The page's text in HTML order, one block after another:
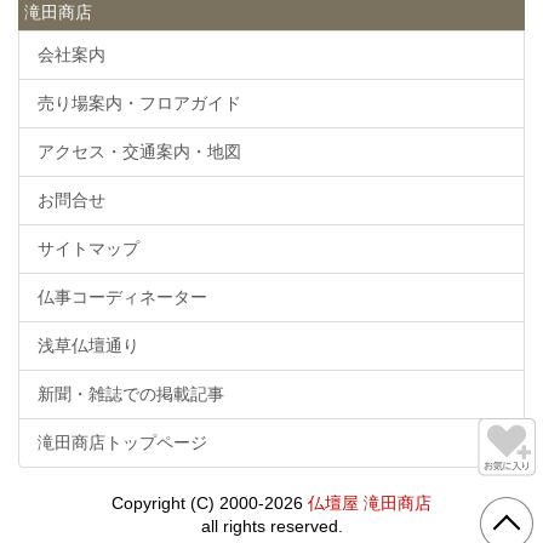
滝田商店
会社案内
売り場案内・フロアガイド
アクセス・交通案内・地図
お問合せ
サイトマップ
仏事コーディネーター
浅草仏壇通り
新聞・雑誌での掲載記事
滝田商店トップページ
Copyright (C) 2000-2026 仏壇屋 滝田商店
all rights reserved.